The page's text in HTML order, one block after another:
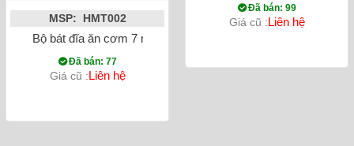
MSP: HMT002
Bộ bát đĩa ăn cơm 7 món hoa mặt trời vẽ hoa thiên lý Bát
Đã bán: 77
Giá cũ :Liên hệ
Đã bán: 99
Giá cũ :Liên hệ